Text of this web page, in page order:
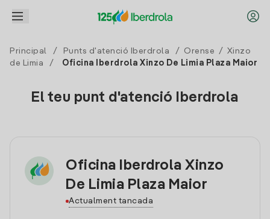
Principal / Punts d'atenció Iberdrola / Orense / Xinzo
de Limia
/ Oficina Iberdrola Xinzo De Limia Plaza Maior
El teu punt d'atenció Iberdrola
Oficina Iberdrola Xinzo
De Limia Plaza Maior
Actualment tancada